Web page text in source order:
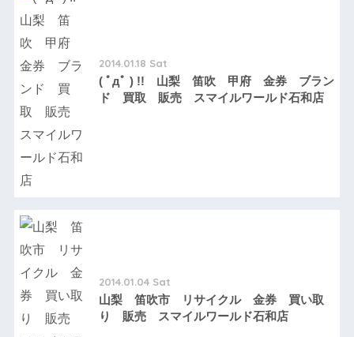
2014.01.18 Sat
( ﾟдﾟ ) !! 山梨 笛吹 甲府 金券 ブラン
ド 買取 販売 スマイルワールド石和店
2014.01.04 Sat
山梨 笛吹市 リサイクル 金券 買い取
り 販売 スマイルワールド石和店